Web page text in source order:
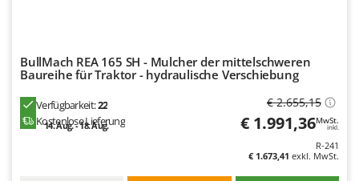
BullMach REA 165 SH - Mulcher der mittelschweren
Baureihe für Traktor - hydraulische Verschiebung
Verfügbarkeit:22
Kostenlose Lieferung
14. Aug. - 18. Aug.
€ 2.655,15
€ 1.991,36MwSt.
inkl.
R-241
€ 1.673,41 exkl. MwSt.